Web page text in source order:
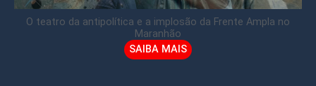
O teatro da antipolítica e a implosão da Frente Ampla no
Maranhão
SAIBA MAIS